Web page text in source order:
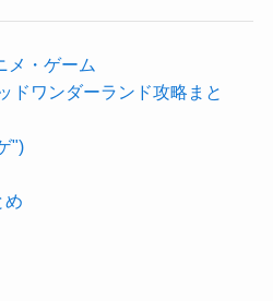
メ・ゲーム
ドワンダーランド攻略まと
")
め